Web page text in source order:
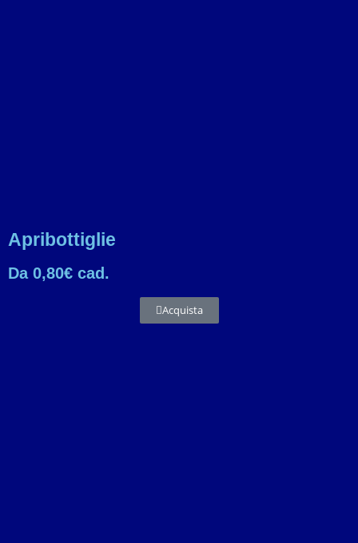
Apribottiglie
Da 0,80€ cad.
Acquista